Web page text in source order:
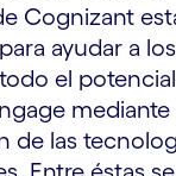
Cognizant
ayudar a
el
de las